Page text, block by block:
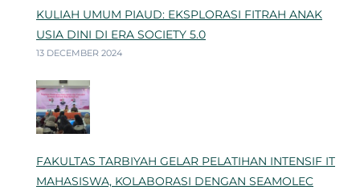
KULIAH UMUM PIAUD: EKSPLORASI FITRAH ANAK
USIA DINI DI ERA SOCIETY 5.0
13 DECEMBER 2024
FAKULTAS TARBIYAH GELAR PELATIHAN INTENSIF IT
MAHASISWA, KOLABORASI DENGAN SEAMOLEC